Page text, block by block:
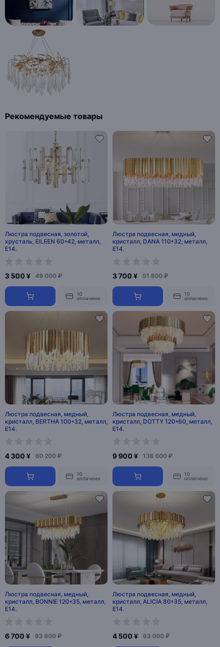
Рекомендуемые товары
Люстра подвесная, золотой,
хрусталь, EILEEN 60*42, металл,
E14.
3 500 ¥ 49 000 ₽
10
оплачено
Люстра подвесная, медный,
кристалл, DANA 110*32, металл,
E14.
3 700 ¥ 51 800 ₽
10
оплачено
Люстра подвесная, медный,
кристалл, BERTHA 100*32, металл,
E14.
4 300 ¥ 60 200 ₽
10
оплачено
Люстра подвесная, медный,
кристалл, DOTTY 120*60, металл,
E14.
9 900 ¥ 138 600 ₽
10
оплачено
Люстра подвесная, медный,
кристалл, BONNIE 120*35, металл,
E14.
6 700 ¥ 93 800 ₽
Люстра подвесная, медный,
кристалл, ALICIA 80*35, металл,
E14.
4 500 ¥ 63 000 ₽